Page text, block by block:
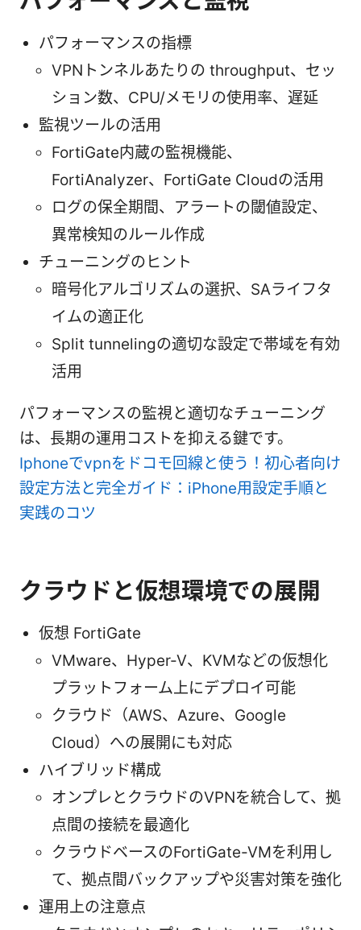
パフォーマンスの指標
VPNトンネルあたりの throughput、セッ
ション数、CPU/メモリの使用率、遅延
監視ツールの活用
FortiGate内蔵の監視機能、
FortiAnalyzer、FortiGate Cloudの活用
ログの保全期間、アラートの閾値設定、
異常検知のルール作成
チューニングのヒント
暗号化アルゴリズムの選択、SAライフタ
イムの適正化
Split tunnelingの適切な設定で帯域を有効
活用
パフォーマンスの監視と適切なチューニング
は、長期の運用コストを抑える鍵です。
Iphoneでvpnをドコモ回線と使う！初心者向け
設定方法と完全ガイド：iPhone用設定手順と
実践のコツ
クラウドと仮想環境での展開
仮想 FortiGate
VMware、Hyper-V、KVMなどの仮想化
プラットフォーム上にデプロイ可能
クラウド（AWS、Azure、Google
Cloud）への展開にも対応
ハイブリッド構成
オンプレとクラウドのVPNを統合して、拠
点間の接続を最適化
クラウドベースのFortiGate-VMを利用し
て、拠点間バックアップや災害対策を強化
運用上の注意点